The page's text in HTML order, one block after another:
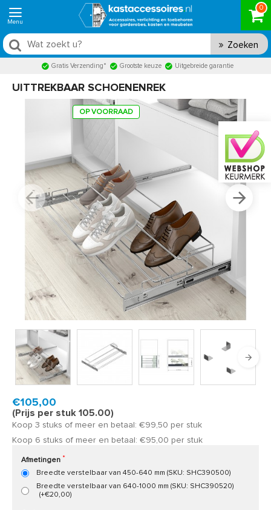
0
Zoeken
Gratis Verzending* Grootste keuze Uitgebreide garantie
UITTREKBAAR SCHOENENREK
OP VOORRAAD
Snel in huis, 1 á 2 werkdagen
€105,00
(Prijs per stuk 105.00)
Koop 3 stuks of meer en betaal: €99,50 per stuk
Koop 6 stuks of meer en betaal: €95,00 per stuk
Afmetingen
Breedte verstelbaar van 450-640 mm (SKU: SHC390500)
Breedte verstelbaar van 640-1000 mm (SKU: SHC390520)
(+€20,00)